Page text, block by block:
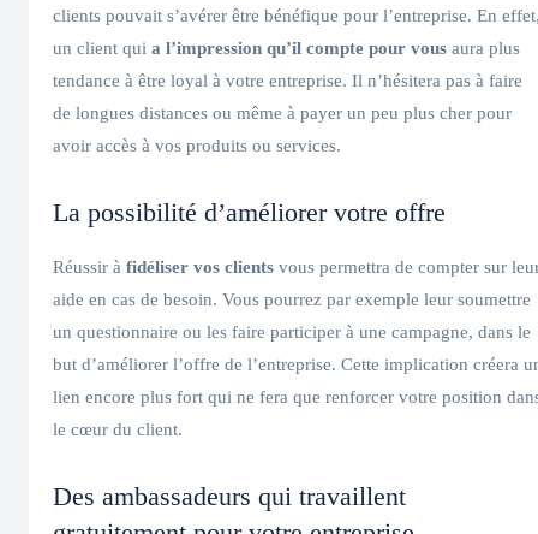
clients pouvait s’avérer être bénéfique pour l’entreprise. En
un client qui a l’impression qu’il compte pour vous aura plus
tendance à être loyal à votre entreprise. Il n’hésitera pas à faire
de longues distances ou même à payer un peu plus cher pour
avoir accès à vos produits ou services.
La possibilité d’améliorer votre offre
Réussir à fidéliser vos clients vous permettra de compter sur
aide en cas de besoin. Vous pourrez par exemple leur soumettre
un questionnaire ou les faire participer à une campagne, dans le
but d’améliorer l’offre de l’entreprise. Cette implication créera
lien encore plus fort qui ne fera que renforcer votre position
le cœur du client.
Des ambassadeurs qui travaillent